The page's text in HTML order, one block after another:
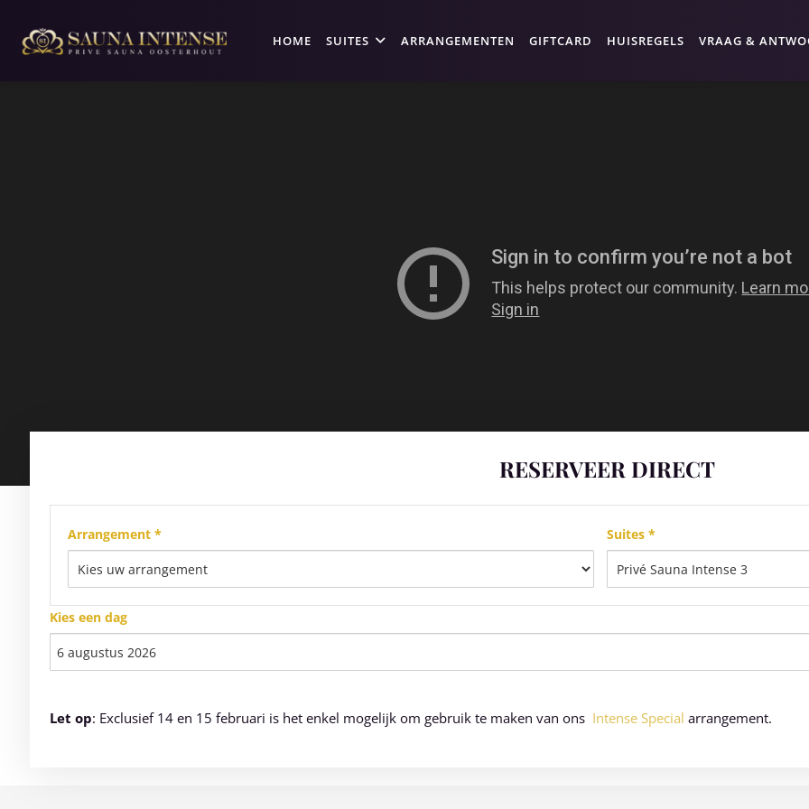
HOME SUITES ARRANGEMENTEN GIFTCARD HUISREGELS VRAAG &
RESERVEER DIRECT
Arrangement * Suites *
Kies een dag
Let op: Exclusief 14 en 15 februari is het enkel mogelijk om gebruik te maken van ons Intense Special arrangement.